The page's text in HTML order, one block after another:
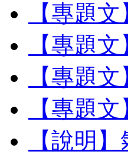
【專題
【專題
【專題
【專題
【說明